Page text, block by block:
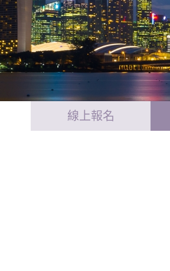
線上報名